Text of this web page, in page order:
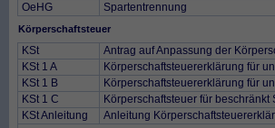
OeHG
Spartentrennung
Körperschaftsteuer
KSt
Antrag auf Anpassung der
KSt 1 A
Körperschaftsteuererklärung für
KSt 1 B
Körperschaftsteuererklärung für
KSt 1 C
Körperschaftsteuer für beschränkt
KSt Anleitung
Anleitung